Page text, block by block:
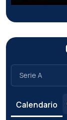
Calendario